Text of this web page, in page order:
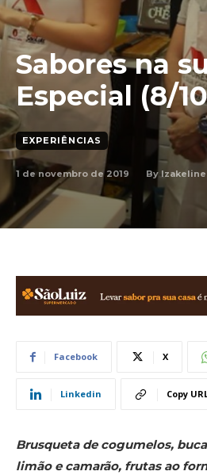
Sabores na
Especial (8/
EXPERIÊNCIAS
1 de novembro de 2019 By
Facebook X
Linkedin Copy
Brusqueta de cogumelos,
limão e camarão, frutas ao